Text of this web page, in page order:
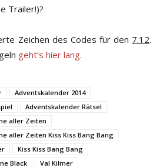
Trailer!)?
Zeichen des Codes für den 7.12.
geht’s hier lang.
Adventskalender 2014
Adventskalender Rätsel
aller Zeiten
aller Zeiten Kiss Kiss Bang Bang
Kiss Kiss Bang Bang
Black Val Kilmer